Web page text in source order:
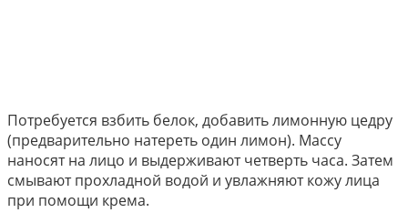
Потребуется взбить белок, добавить лимонную цедру
(предварительно натереть один лимон). Массу
наносят на лицо и выдерживают четверть часа. Затем
смывают прохладной водой и увлажняют кожу лица
при помощи крема.